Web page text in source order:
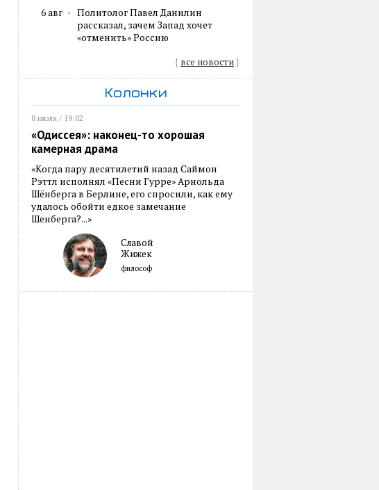
6 авг
Политолог Павел Данилин
рассказал, зачем Запад хочет
«отменить» Россию
{ все новости}
Колонки
8 июля / 19:02
«Одиссея»: наконец-то хорошая
камерная драма
«Когда пару десятилетий назад Саймон
Рэттл исполнял «Песни Гурре» Арнольда
Шёнберга в Берлине, его спросили, как ему
удалось обойти едкое замечание
Шенберга?...»
Славой
Жижек
философ